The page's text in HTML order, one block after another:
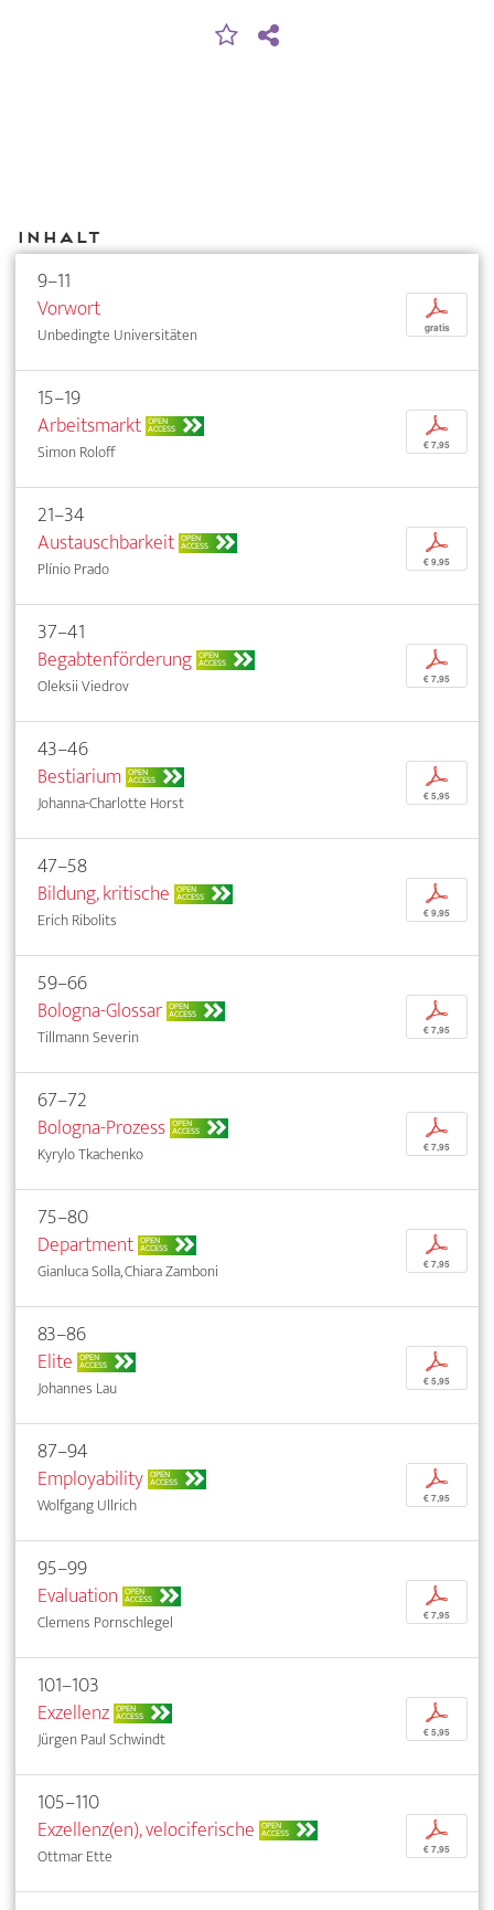
Inhalt
9–11
Vorwort
Unbedingte Universitäten
p
gratis
15–19
Arbeitsmarkt OPEN
ACCESS
Simon Roloff
p
€ 7,95
21–34
Austauschbarkeit OPEN
ACCESS
Plínio Prado
p
€ 9,95
37–41
Begabtenförderung OPEN
ACCESS
Oleksii Viedrov
p
€ 7,95
43–46
Bestiarium OPEN
ACCESS
Johanna-Charlotte Horst
p
€ 5,95
47–58
Bildung, kritische OPEN
ACCESS
Erich Ribolits
p
€ 9,95
59–66
Bologna-Glossar OPEN
ACCESS
Tillmann Severin
p
€ 7,95
67–72
Bologna-Prozess OPEN
ACCESS
Kyrylo Tkachenko
p
€ 7,95
75–80
Department OPEN
ACCESS
Gianluca Solla, Chiara Zamboni
p
€ 7,95
83–86
Elite OPEN
ACCESS
Johannes Lau
p
€ 5,95
87–94
Employability OPEN
ACCESS
Wolfgang Ullrich
p
€ 7,95
95–99
Evaluation OPEN
ACCESS
Clemens Pornschlegel
p
€ 7,95
101–103
Exzellenz OPEN
ACCESS
Jürgen Paul Schwindt
p
€ 5,95
105–110
Exzellenz(en), velociferische OPEN
ACCESS
Ottmar Ette
p
€ 7,95